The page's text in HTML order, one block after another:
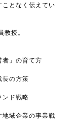
ことなく伝えてい
教授。
」の育て方
の方策
ド戦略
域企業の事業戦